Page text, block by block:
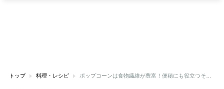
トップ 料理・レシピ